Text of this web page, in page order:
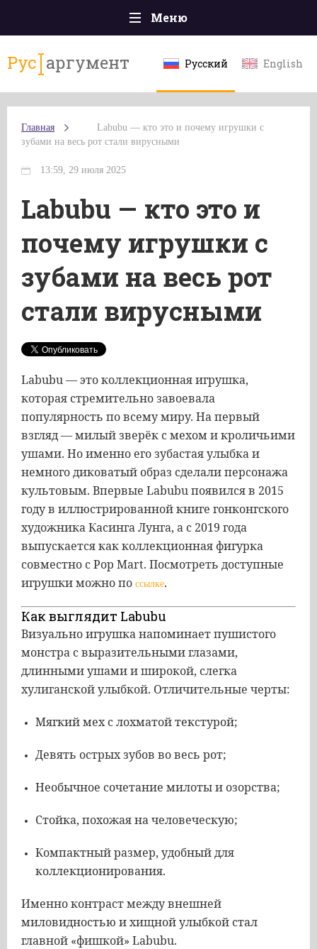
Меню
Политика
Общество
Наука и технологии
Культура
Эксклюзивы
Мнения
Рус аргумент Русский English
Главная
Labubu — кто это и почему игрушки с
зубами на весь рот стали вирусными
13:59, 29 июля 2025
Labubu — кто это и
почему игрушки с
зубами на весь рот
стали вирусными
Labubu — это коллекционная игрушка,
которая стремительно завоевала
популярность по всему миру. На первый
взгляд — милый зверёк с мехом и кроличьими
ушами. Но именно его зубастая улыбка и
немного диковатый образ сделали персонажа
культовым. Впервые Labubu появился в 2015
году в иллюстрированной книге гонконгского
художника Касинга Лунга, а с 2019 года
выпускается как коллекционная фигурка
совместно с Pop Mart. Посмотреть доступные
игрушки можно по ссылке.
Как выглядит Labubu
Визуально игрушка напоминает пушистого
монстра с выразительными глазами,
длинными ушами и широкой, слегка
хулиганской улыбкой. Отличительные черты:
Мягкий мех с лохматой текстурой;
Девять острых зубов во весь рот;
Необычное сочетание милоты и озорства;
Стойка, похожая на человеческую;
Компактный размер, удобный для
коллекционирования.
Именно контраст между внешней
миловидностью и хищной улыбкой стал
главной «фишкой» Labubu.